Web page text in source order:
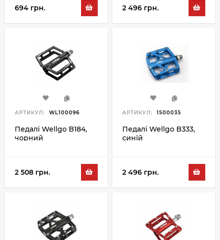
694 грн. 2 496 грн.
АРТИКУЛ: WL100096
Педалі Wellgo B184,
чорний
2 508 грн.
АРТИКУЛ: 1500035
Педалі Wellgo B333,
синій
2 496 грн.